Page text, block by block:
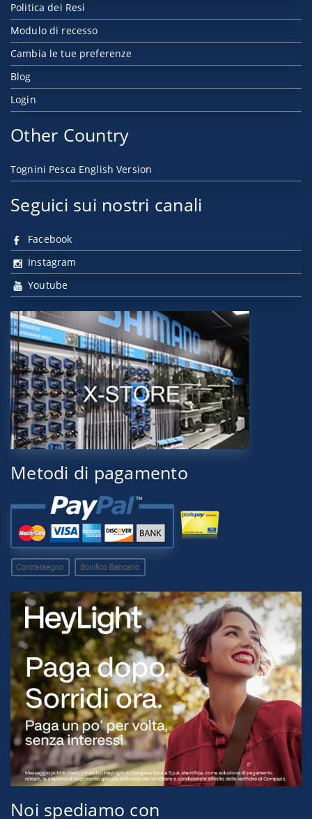
Politica dei Resi
Modulo di recesso
Cambia le tue preferenze
Blog
Login
Other Country
Tognini Pesca English Version
Seguici sui nostri canali
Facebook
Instagram
Youtube
Metodi di pagamento
Noi spediamo con